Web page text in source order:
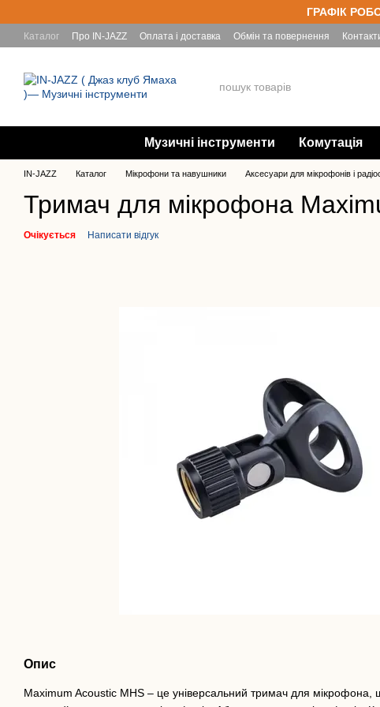
ГРАФІК
Каталог Про IN-JAZZ Оплата і доставка Обмін та повернення
Музичні інструменти Комутація
IN-JAZZ Каталог Мікрофони та навушники Аксесуари для мікрофонів і
Тримач для мікрофона
Очікується Написати відгук
Опис
Maximum Acoustic MHS – це універсальний тримач для мікрофона,